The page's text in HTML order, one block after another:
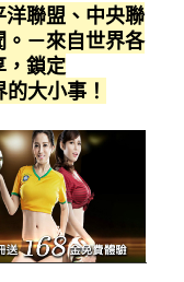
洋聯盟、中央聯
－來自世界各
，鎖定
大小事！